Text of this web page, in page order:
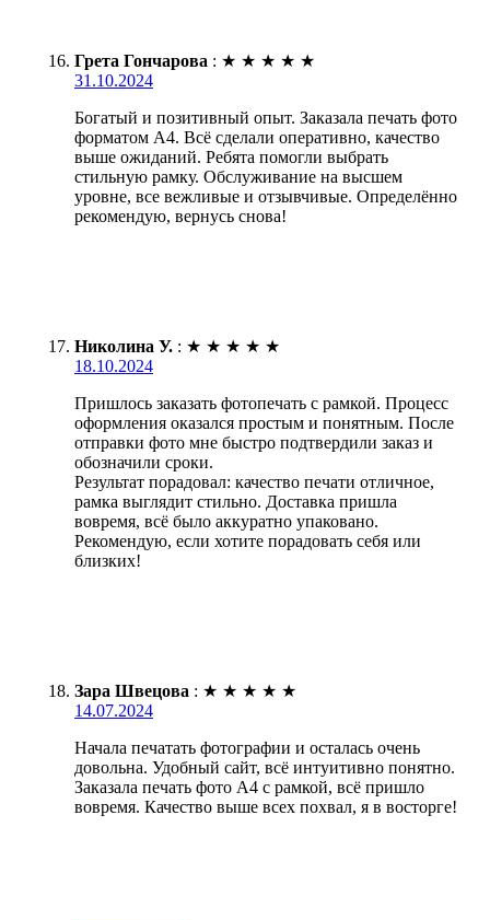
Грета Гончарова : ★ ★ ★ ★ ★
31.10.2024
Богатый и позитивный опыт. Заказала печать фото
форматом А4. Всё сделали оперативно, качество
выше ожиданий. Ребята помогли выбрать
стильную рамку. Обслуживание на высшем
уровне, все вежливые и отзывчивые. Определённо
рекомендую, вернусь снова!
Николина У. : ★ ★ ★ ★ ★
18.10.2024
Пришлось заказать фотопечать с рамкой. Процесс
оформления оказался простым и понятным. После
отправки фото мне быстро подтвердили заказ и
обозначили сроки.
Результат порадовал: качество печати отличное,
рамка выглядит стильно. Доставка пришла
вовремя, всё было аккуратно упаковано.
Рекомендую, если хотите порадовать себя или
близких!
Зара Швецова : ★ ★ ★ ★ ★
14.07.2024
Начала печатать фотографии и осталась очень
довольна. Удобный сайт, всё интуитивно понятно.
Заказала печать фото А4 с рамкой, всё пришло
вовремя. Качество выше всех похвал, я в восторге!